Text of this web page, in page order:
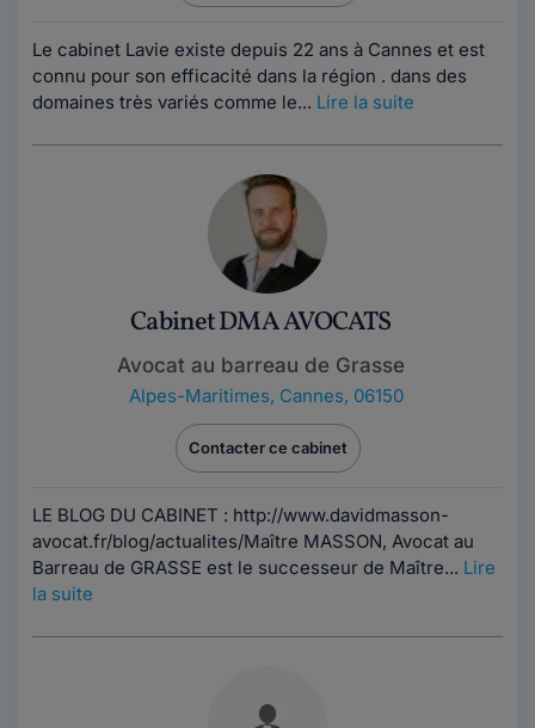
Le cabinet Lavie existe depuis 22 ans à Cannes et est
connu pour son efficacité dans la région . dans des
domaines très variés comme le... Lire la suite
Cabinet DMA AVOCATS
Avocat au barreau de Grasse
Alpes-Maritimes, Cannes, 06150
Contacter ce cabinet
LE BLOG DU CABINET : http://www.davidmasson-
avocat.fr/blog/actualites/Maître MASSON, Avocat au
Barreau de GRASSE est le successeur de Maître... Lire
la suite